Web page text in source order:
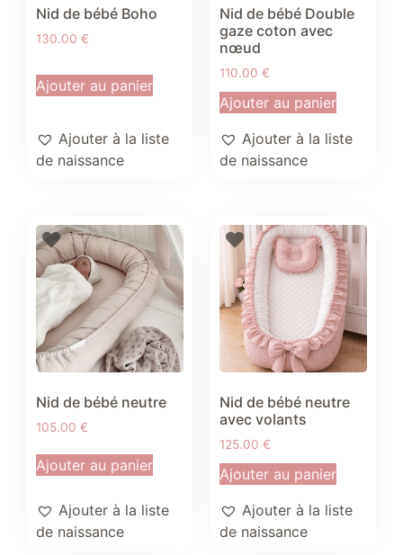
Nid de bébé Boho
130.00 €
Ajouter au panier
Ajouter à la liste
de naissance
Nid de bébé Double
gaze coton avec
nœud
110.00 €
Ajouter au panier
Ajouter à la liste
de naissance
Nid de bébé neutre
105.00 €
Ajouter au panier
Ajouter à la liste
de naissance
Nid de bébé neutre
avec volants
125.00 €
Ajouter au panier
Ajouter à la liste
de naissance